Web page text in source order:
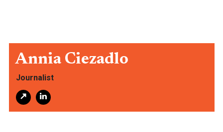
VOOR WIE
Annia Ciezadlo
Journalist